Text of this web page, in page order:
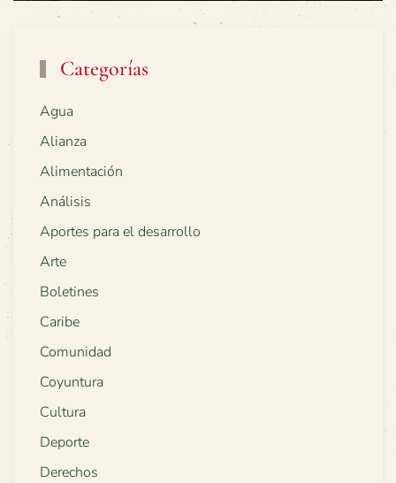
Categorías
Agua
Alianza
Alimentación
Análisis
Aportes para el desarrollo
Arte
Boletines
Caribe
Comunidad
Coyuntura
Cultura
Deporte
Derechos